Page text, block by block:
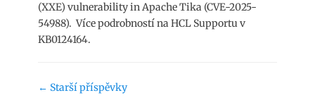
(XXE) vulnerability in Apache Tika (CVE-2025-
54988). Více podrobností na HCL Supportu v
KB0124164.
Navigace
← Starší příspěvky